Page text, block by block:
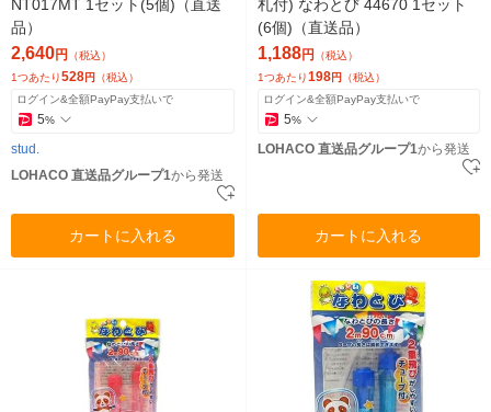
NT017MT 1セット(5個)（直送
品）
2,640円 （税込）
1つあたり528円 （税込）
ログイン&全額PayPay支払いで
5%
stud.
LOHACO 直送品グループ1から発送
カートに入れる
札付) なわとび 44670 1セット
(6個)（直送品）
1,188円 （税込）
1つあたり198円 （税込）
ログイン&全額PayPay支払いで
5%
LOHACO 直送品グループ1から発送
カートに入れる